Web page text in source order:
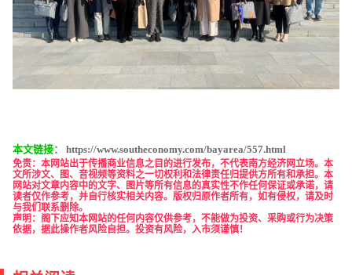
本文链接： https://www.southeconomy.com/bayarea/557.html
免责：本网站出于传播商业信息之目的进行发布，不代表南方经济网立场。本
文所涉文、图、音视频等资料之一切权利和法律责任归提供方所有和承担。本
网站对文章内容中的文字、图片等所有信息的真实性不作任何保证或承诺，请
读者仅作参考，并自行核实相关内容。版权归原作者所有，如有侵权，请及时
与我们联系删除。
声明：阁下应知本网站的任何内容仅供参考，不能做为投资、采购或行为决策
依据，据此操作者风险自担。投资有风险，入市须谨慎！